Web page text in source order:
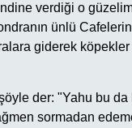
verdiği o
ünlü
giderek
der: "Yahu bu
sormadan